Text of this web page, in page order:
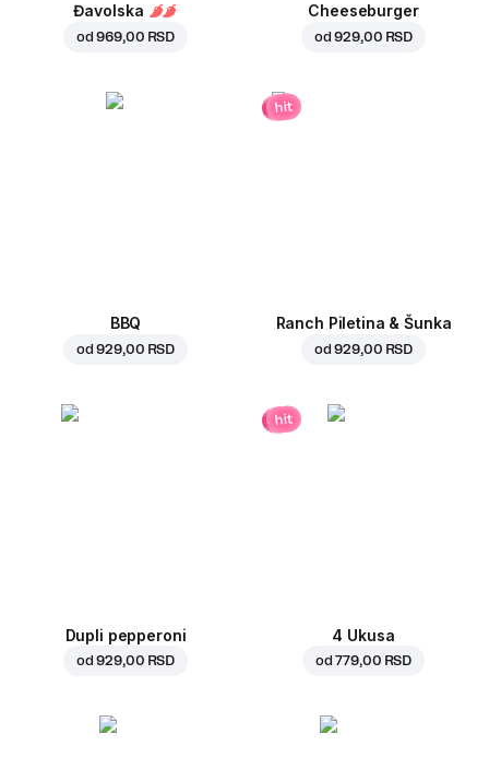
Đavolska
od969,00 RSD
Cheeseburger
od929,00 RSD
BBQ
od929,00 RSD
hit
Ranch Piletina & Šunka
od929,00 RSD
Dupli pepperoni
od929,00 RSD
hit
4 Ukusa
od779,00 RSD